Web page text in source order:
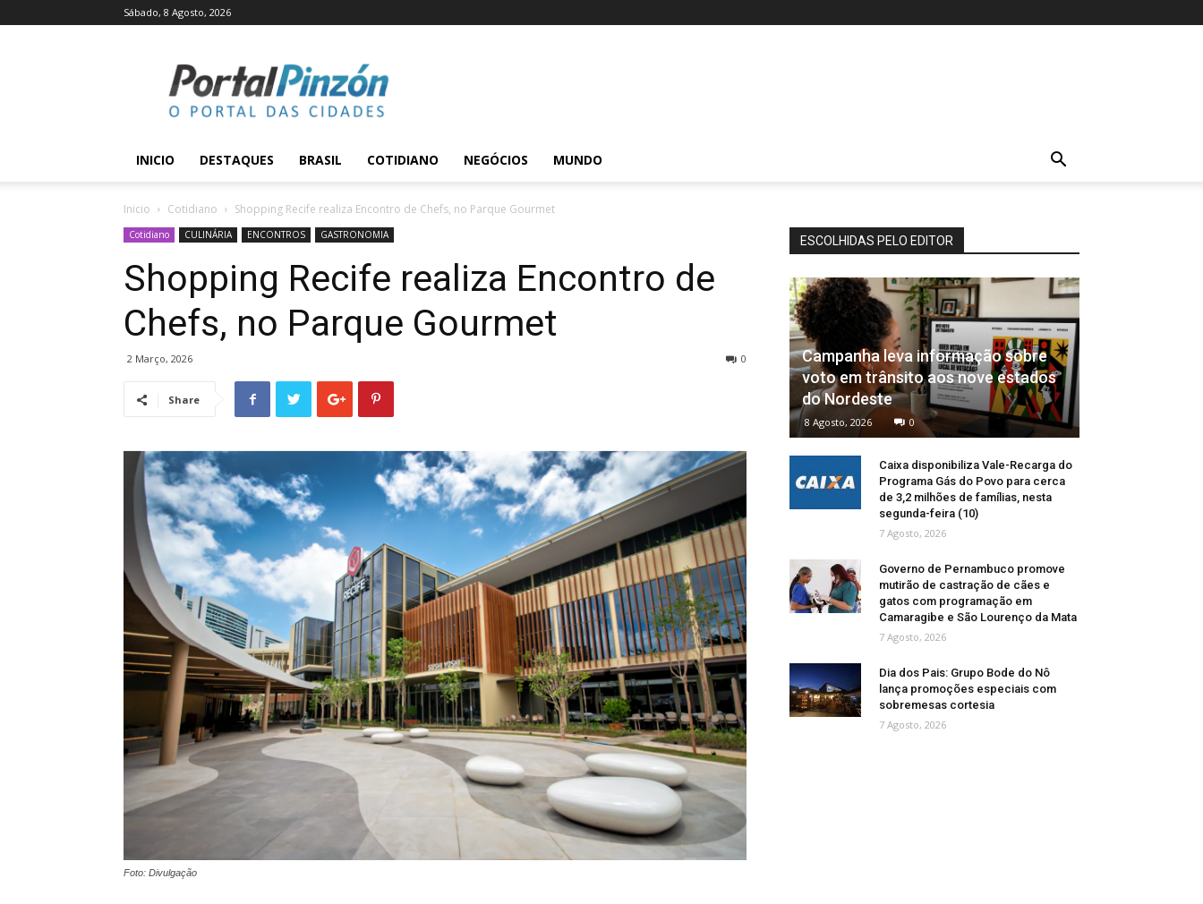
Sábado, 8 Agosto, 2026
Pinzón
INICIO DESTAQUES BRASIL COTIDIANO NEGÓCIOS MUNDO
Inicio Cotidiano Shopping Recife realiza Encontro de Chefs, no Parque Gourmet
Cotidiano CULINÁRIA ENCONTROS GASTRONOMIA
Shopping Recife realiza Encontro de
Chefs, no Parque Gourmet
2 Março, 2026 0
Share
Foto: Divulgação
ESCOLHIDAS PELO EDITOR
Campanha leva informação sobre
voto em trânsito aos nove estados
do Nordeste
8 Agosto, 2026 0
Caixa disponibiliza Vale-Recarga do
Programa Gás do Povo para cerca
de 3,2 milhões de famílias, nesta
segunda-feira (10)
7 Agosto, 2026
Governo de Pernambuco promove
mutirão de castração de cães e
gatos com programação em
Camaragibe e São Lourenço da Mata
7 Agosto, 2026
Dia dos Pais: Grupo Bode do Nô
lança promoções especiais com
sobremesas cortesia
7 Agosto, 2026